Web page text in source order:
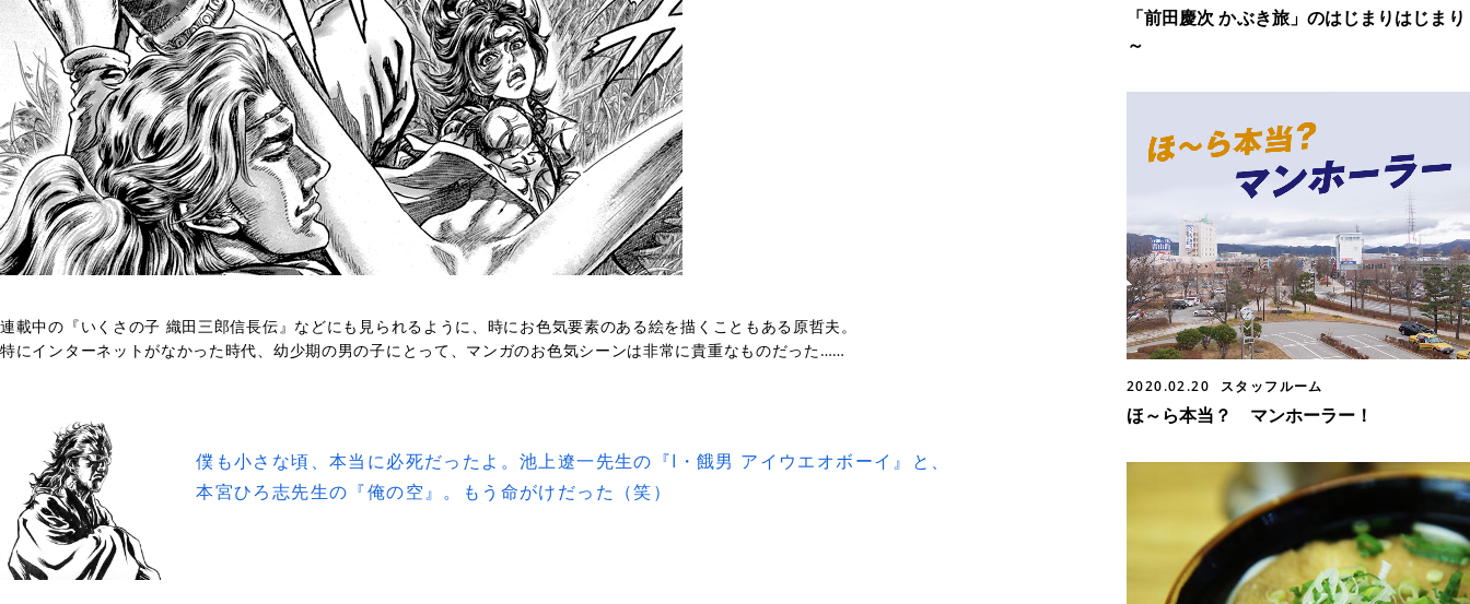
連載中の『いくさの子 織田三郎信長伝』などにも見られるように、時にお色気要素のある絵を描くこともある原哲夫。
特にインターネットがなかった時代、幼少期の男の子にとって、マンガのお色気シーンは非常に貴重なものだった……
僕も小さな頃、本当に必死だったよ。池上遼一先生の『I・餓男 アイウエオボーイ』と、
本宮ひろ志先生の『俺の空』。もう命がけだった（笑）
「前田慶次 かぶき旅」のはじまりはじまり
～
2020.02.20 スタッフルーム
ほ～ら本当？ マンホーラー！